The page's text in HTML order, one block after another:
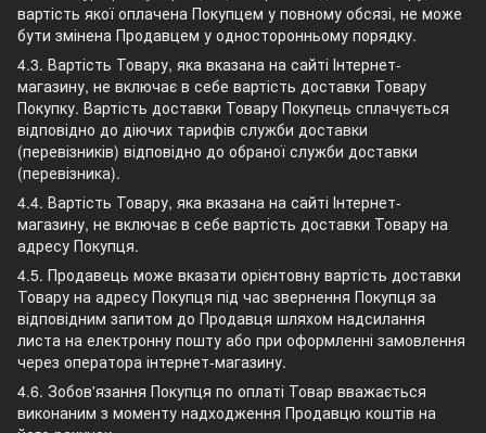
вартість якої оплачена Покупцем у повному обсязі, не може
бути змінена Продавцем у односторонньому порядку.
4.3. Вартість Товару, яка вказана на сайті Інтернет-
магазину, не включає в себе вартість доставки Товару
Покупку. Вартість доставки Товару Покупець сплачується
відповідно до діючих тарифів служби доставки
(перевізників) відповідно до обраної служби доставки
(перевізника).
4.4. Вартість Товару, яка вказана на сайті Інтернет-
магазину, не включає в себе вартість доставки Товару на
адресу Покупця.
4.5. Продавець може вказати орієнтовну вартість доставки
Товару на адресу Покупця під час звернення Покупця за
відповідним запитом до Продавця шляхом надсилання
листа на електронну пошту або при оформленні замовлення
через оператора інтернет-магазину.
4.6. Зобов'язання Покупця по оплаті Товар вважається
виконаним з моменту надходження Продавцю коштів на